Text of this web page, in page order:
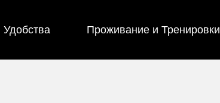
Удобства Проживание и Тренировки